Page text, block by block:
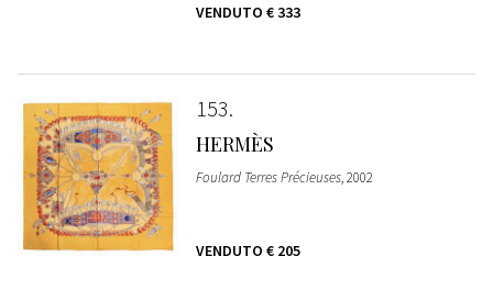
VENDUTO € 333
153
HERMÈS
Foulard Terres Précieuses, 2002
VENDUTO € 205